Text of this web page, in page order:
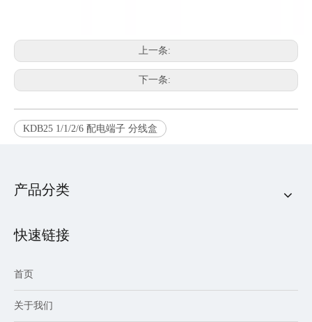
上一条:
下一条:
KDB25 1/1/2/6 配电端子 分线盒
产品分类
快速链接
首页
关于我们